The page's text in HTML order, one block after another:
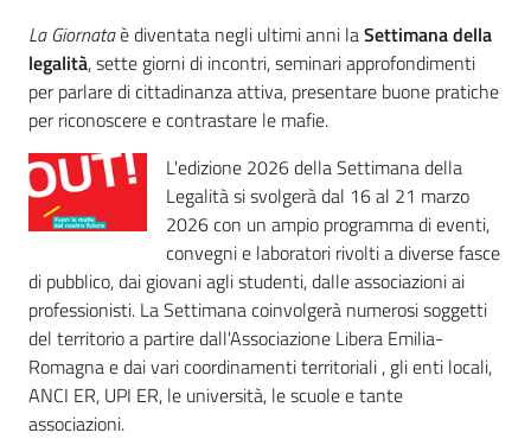
media
Per
i
cittadini
La Giornataè diventata negli ultimi anni laSettimana della
legalità, sette giorni di incontri, seminari approfondimenti
per parlare di cittadinanza attiva, presentare buone pratiche
per riconoscere e contrastare le mafie.
L'edizione 2026 della Settimana della
Legalità si svolgerà dal 16 al 21 marzo
2026 con un ampio programma di eventi,
convegni e laboratori rivolti a diverse fasce
di pubblico, dai giovani agli studenti, dalle associazioni ai
professionisti. La Settimana coinvolgerà numerosi soggetti
del territorio a partire dall'Associazione Libera Emilia-
Romagna e dai vari coordinamenti territoriali , gli enti locali,
ANCI ER, UPI ER, le università, le scuole e tante
associazioni.